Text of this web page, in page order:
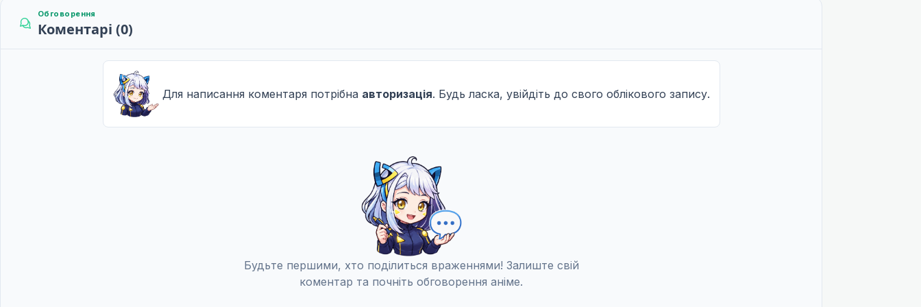
Обговорення
Коментарі (0)
Для написання коментаря потрібна авторизація. Будь ласка, увійдіть до свого облікового запису.
Будьте першими, хто поділиться враженнями! Залиште свій
коментар та почніть обговорення аніме.